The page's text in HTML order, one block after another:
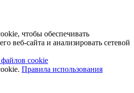
чтобы обеспечивать
веб-сайта и анализировать сетевой
cookie
Правила использования